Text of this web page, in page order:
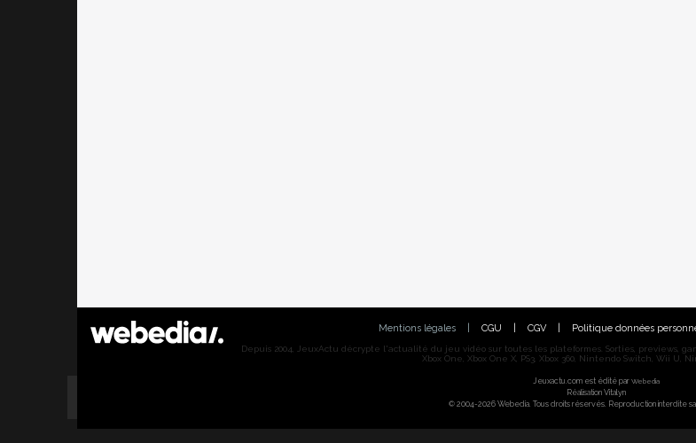
Mentions légales CGU CGV Politique données
Depuis 2004, JeuxActu décrypte l'actualité du jeu vidéo sur toutes les plateformes. Sorties, previews,
Xbox One, Xbox One X, PS3, Xbox 360, Nintendo Switch, Wii U,
Jeuxactu.com est édité par Webedia
Réalisation Vitalyn
© 2004-2026 Webedia. Tous droits réservés. Reproduction interdite